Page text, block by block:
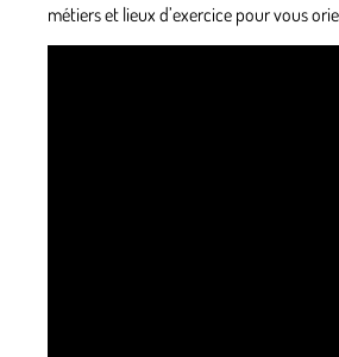
métiers et lieux d’exercice pour vous